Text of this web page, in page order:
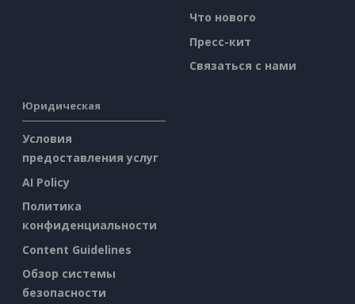
Что нового
Пресс-кит
Связаться с нами
Юридическая
Условия
предоставления услуг
AI Policy
Политика
конфиденциальности
Content Guidelines
Обзор системы
безопасности